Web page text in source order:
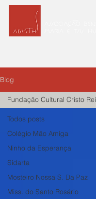
Blog
Todos posts
Colégio Mão Amiga
Ninho da Esperança
Sidarta
Mosteiro Nossa S. Da Paz
Miss. do Santo Rosário
Fundação Cultural Cristo Rei